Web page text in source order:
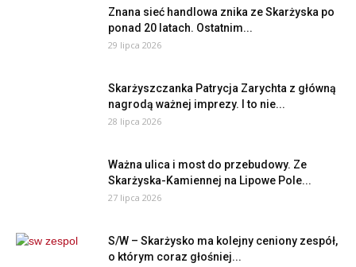
Znana sieć handlowa znika ze Skarżyska po
ponad 20 latach. Ostatnim...
29 lipca 2026
Skarżyszczanka Patrycja Zarychta z główną
nagrodą ważnej imprezy. I to nie...
28 lipca 2026
Ważna ulica i most do przebudowy. Ze
Skarżyska-Kamiennej na Lipowe Pole...
27 lipca 2026
S/W – Skarżysko ma kolejny ceniony zespół,
o którym coraz głośniej...